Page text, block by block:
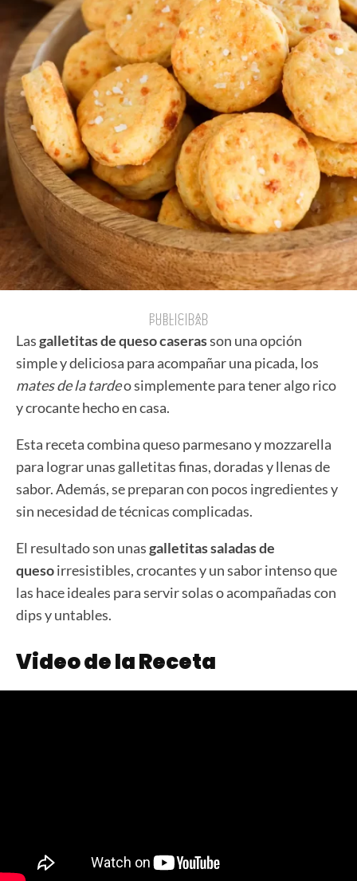
PUBLICIDAD
PUBLICIDAD
Lasgalletitas de queso caserasson una opción
simple y deliciosa para acompañar una picada, los
mates de la tardeo simplemente para tener algo rico
y crocante hecho en casa.
Esta receta combina queso parmesano y mozzarella
para lograr unas galletitas finas, doradas y llenas de
sabor. Además, se preparan con pocos ingredientes y
sin necesidad de técnicas complicadas.
El resultado son unasgalletitas saladas de
quesoirresistibles, crocantes y un sabor intenso que
las hace ideales para servir solas o acompañadas con
dips y untables.
Video de la Receta